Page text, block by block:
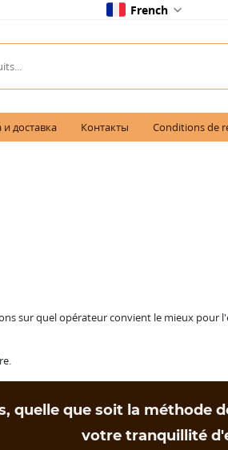
French
доставка Контакты Conditions de
sur quel opérateur convient le mieux
quelle que soit la méthode
votre tranquillité